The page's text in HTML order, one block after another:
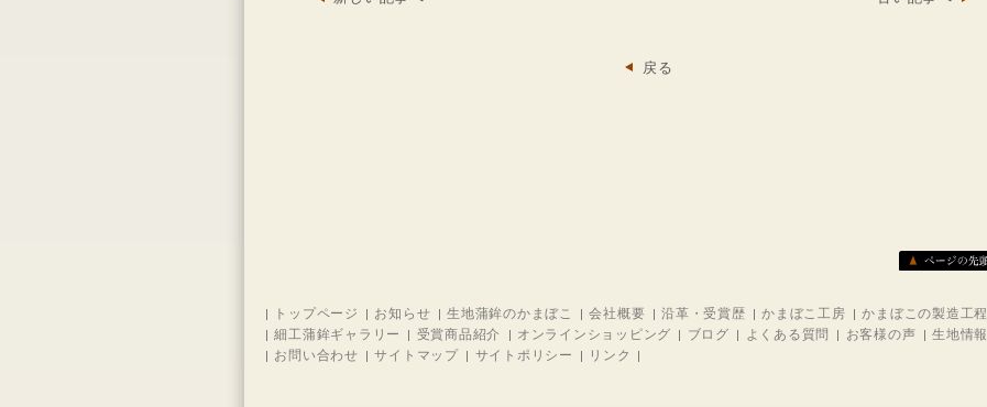
戻る
トップページ お知らせ 生地蒲鉾のかまぼこ 会社概要 沿革・受賞歴 かまぼこ工房
かまぼこの製造工程
細工蒲鉾ギャラリー
受賞商品紹介 オンラインショッピング ブログ よくある質問 お客様の声
生地情報
お問い合わせ
サイトマップ サイトポリシー リンク